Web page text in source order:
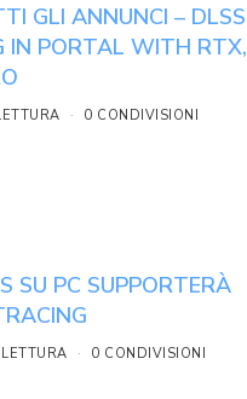
GLI ANNUNCI – DLSS
IN PORTAL WITH RTX,
0 CONDIVISIONI
SU PC SUPPORTERÀ
0 CONDIVISIONI